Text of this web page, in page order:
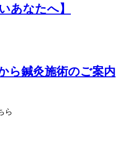
あなたへ】
ら鍼灸施術のご案内
ら